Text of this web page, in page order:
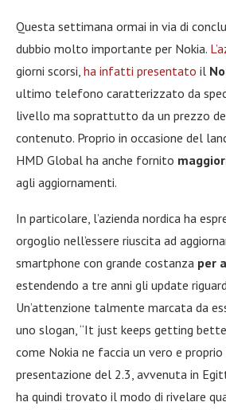
Questa settimana ormai in via di
dubbio molto importante per Nokia.
giorni scorsi, ha infatti presentato il
ultimo telefono caratterizzato da
livello ma soprattutto da un prezzo
contenuto. Proprio in occasione del
HMD Global ha anche fornito
agli aggiornamenti.
In particolare, l’azienda nordica ha
orgoglio nell’essere riuscita ad
smartphone con grande costanza per
estendendo a tre anni gli update
Un’attenzione talmente marcata da
uno slogan, “It just keeps getting
come Nokia ne faccia un vero e
presentazione del 2.3, avvenuta in
ha quindi trovato il modo di rivelare